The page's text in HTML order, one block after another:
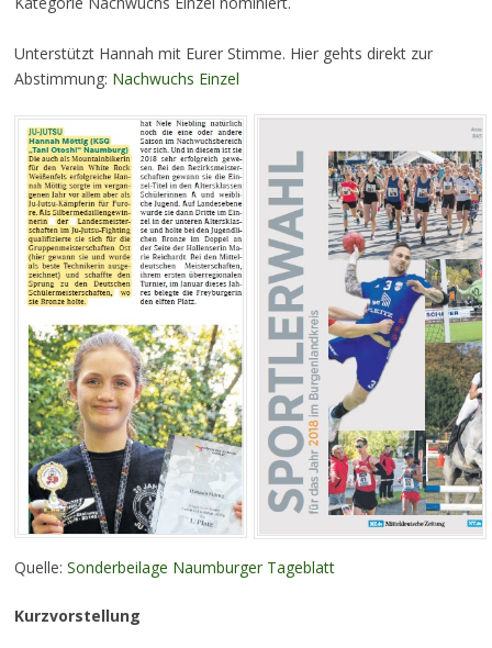
Unterstützt Hannah mit Eurer Stimme. Hier gehts direkt zur
Abstimmung: Nachwuchs Einzel
Quelle: Sonderbeilage Naumburger Tageblatt
Kurzvorstellung